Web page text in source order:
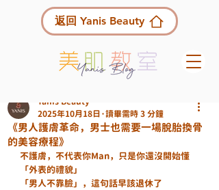
返回 Yanis Beauty
《男人護膚革命，男士也需要一場脫胎換骨
的美容療程》
Yanis Beauty
2025年10月18日 讀畢需時 3 分鐘
不護膚，不代表你Man，只是你還沒開始懂
「外表的禮貌」
「男人不靠臉」，這句話早該退休了